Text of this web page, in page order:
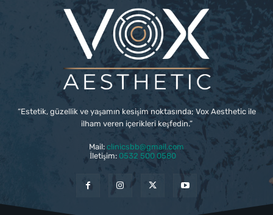
“Estetik, güzellik ve yaşamın kesişim noktasında; Vox Aesthetic ile
ilham veren içerikleri keşfedin.”
Mail: clinicsbb@gmail.com
İletişim: 0532 500 0580